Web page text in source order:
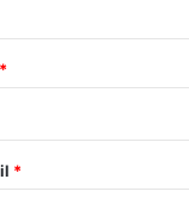
*
*